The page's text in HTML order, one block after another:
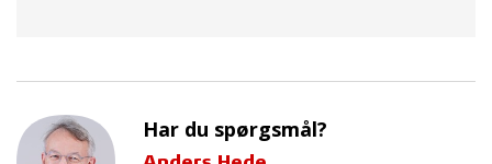
Har du spørgsmål?